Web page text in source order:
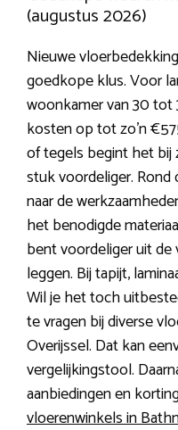
(augustus 2026)
Nieuwe
goedkope klus. Voor
woonkamer van 30
kosten op tot zo’n
of tegels begint het bij
stuk voordeliger.
naar de
het benodigde
bent voordeliger uit
leggen. Bij tapijt,
Wil je het toch
te vragen bij diverse
Overijssel. Dat kan
vergelijkingstool.
aanbiedingen en
vloerenwinkels in